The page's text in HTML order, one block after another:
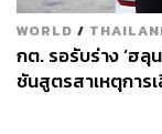
WORLD /
กต. รอรับร่าง ‘ฮลุ
ชันสูตรสาเหตุการ